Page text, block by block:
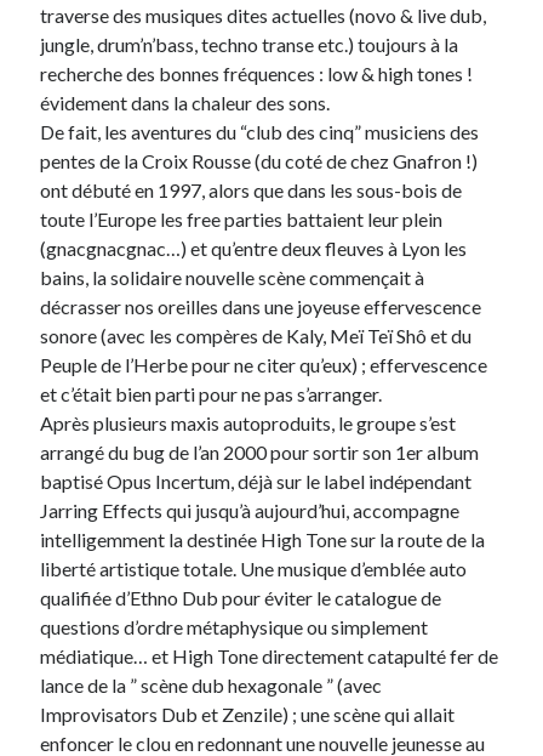
Quel Lyonnais es-tu, Renaud Ducher ?
A quand une véritable place pour le vélo à Caluire dans la Métropole de
Lyon ?
Comment je vis ma vie sur un vélo
Derniers Commentaires
Entretien ménagerdansT’as vu quoi ? #52
JFdansC’était pas mieux avant… à Lyon
littleceltdansComment j’ai opéré ma vélorution toute personnelle
AnthonydansComment j’ai opéré ma vélorution toute personnelle
Renaud DucherdansComment j’ai opéré ma vélorution toute
personnelle
Commentaires récents
Entretien ménager
T’as vu quoi ? #52
dansC’était pas mieux avant… à Lyon
littleceltdans
Comment j’ai opéré ma vélorution toute personnelle
Comment j’ai opéré ma vélorution toute personnelle
Renaud Ducher
Comment j’ai opéré ma vélorution toute
personnelle
On parle de quoi ?
traverse des musiques dites actuelles (novo & live dub,
jungle, drum’n’bass, techno transe etc.) toujours à la
recherche des bonnes fréquences : low & high tones !
évidement dans la chaleur des sons.
De fait, les aventures du “club des cinq” musiciens des
pentes de la Croix Rousse (du coté de chez Gnafron !)
ont débuté en 1997, alors que dans les sous-bois de
toute l’Europe les free parties battaient leur plein
(gnacgnacgnac…) et qu’entre deux fleuves à Lyon les
bains, la solidaire nouvelle scène commençait à
décrasser nos oreilles dans une joyeuse effervescence
sonore (avec les compères de Kaly, Meï Teï Shô et du
Peuple de l’Herbe pour ne citer qu’eux) ; effervescence
et c’était bien parti pour ne pas s’arranger.
Après plusieurs maxis autoproduits, le groupe s’est
arrangé du bug de l’an 2000 pour sortir son 1er album
baptisé Opus Incertum, déjà sur le label indépendant
Jarring Effects qui jusqu’à aujourd’hui, accompagne
intelligemment la destinée High Tone sur la route de la
liberté artistique totale. Une musique d’emblée auto
qualifiée d’Ethno Dub pour éviter le catalogue de
questions d’ordre métaphysique ou simplement
médiatique… et High Tone directement catapulté fer de
lance de la ” scène dub hexagonale ” (avec
Improvisators Dub et Zenzile) ; une scène qui allait
enfoncer le clou en redonnant une nouvelle jeunesse au